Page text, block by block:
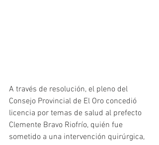
A través de resolución, el pleno del
Consejo Provincial de El Oro concedió
licencia por temas de salud al prefecto
Clemente Bravo Riofrío, quién fue
sometido a una intervención quirúrgica,